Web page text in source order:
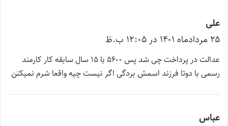
علی
ف
ت
:
۲۵ مرداد‌ماه ۱۴۰۱ در ۱۲:۰۵ ب.ظ
عدالت در پرداخت چی شد پس ۵۶۰۰ با ۱۵ سال سابقه کار کارمند
رسمی با دوتا فرزند اسمش بردگی اگر نیست چیه واقعا شرم نمیکنن
عباس